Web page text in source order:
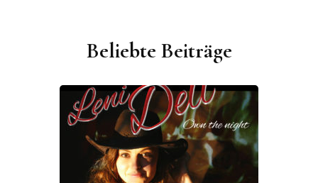
Beliebte Beiträge